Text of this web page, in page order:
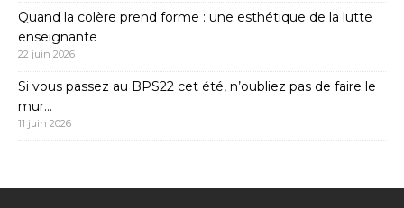
Quand la colère prend forme : une esthétique de la lutte
enseignante
22 juin 2026
Si vous passez au BPS22 cet été, n’oubliez pas de faire le
mur…
11 juin 2026